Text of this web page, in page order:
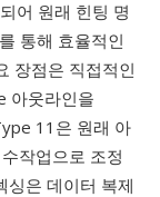
어 원래 힌팅 명
통해 효율적인
장점은 직접적인
아웃라인을
11은 원래 아
작업으로 조정
싱은 데이터 복제